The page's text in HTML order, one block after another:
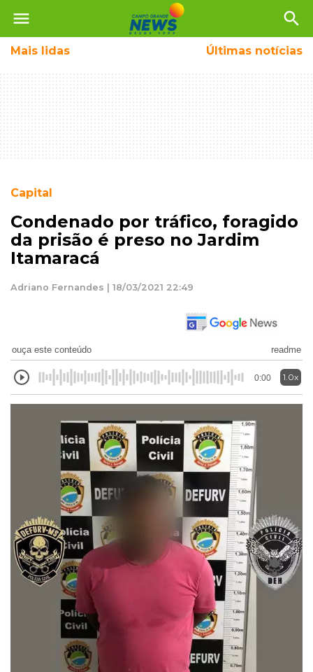
menu search
Mais lidas Últimas notícias
Capital
Condenado por tráfico, foragido
da prisão é preso no Jardim
Itamaracá
Adriano Fernandes | 18/03/2021 22:49
ouça este conteúdo readme
0:00 1.0x